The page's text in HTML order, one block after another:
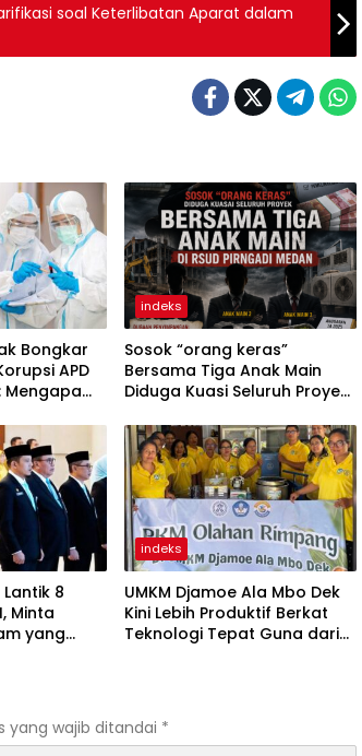
soal Keterlibatan Aparat dalam
Bongkar
APD
Mengapa
indeks
Sosok “orang keras”
Bersama Tiga Anak Main
Diduga Kuasi Seluruh Proyek
8
Minta
yang
indeks
UMKM Djamoe Ala Mbo Dek
Kini Lebih Produktif Berkat
Teknologi Tepat Guna dari
yang wajib ditandai *